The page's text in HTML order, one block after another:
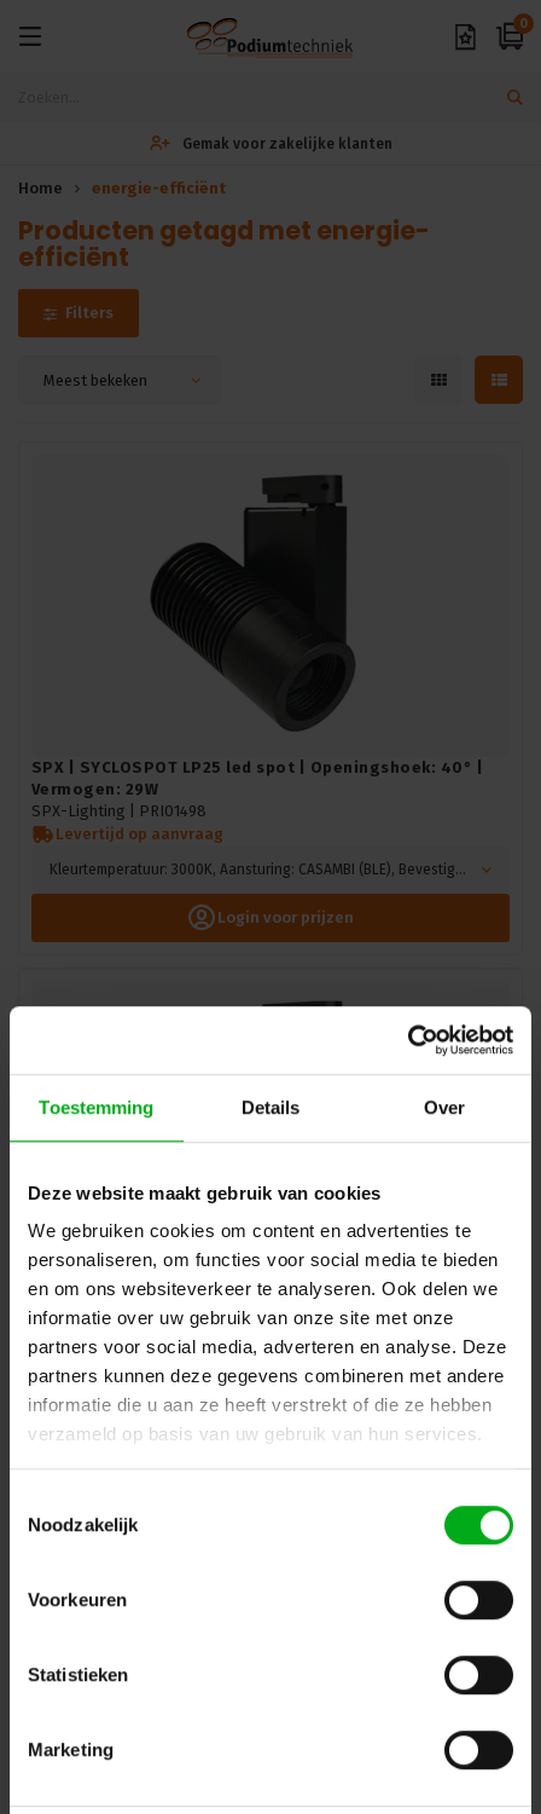
Toestemming Details Over
Deze website maakt gebruik van cookies
We gebruiken cookies om content en advertenties te
personaliseren, om functies voor social media te bieden
en om ons websiteverkeer te analyseren. Ook delen we
informatie over uw gebruik van onze site met onze
partners voor social media, adverteren en analyse. Deze
partners kunnen deze gegevens combineren met andere
informatie die u aan ze heeft verstrekt of die ze hebben
verzameld op basis van uw gebruik van hun services.
Noodzakelijk
Voorkeuren
Statistieken
Marketing
0
Gemak voor zakelijke klanten
Home energie-efficiënt
Producten getagd met energie-
efficiënt
Filters
Meest bekeken
SPX | SYCLOSPOT LP25 led spot | Openingshoek: 40° |
Vermogen: 29W
SPX-Lighting |
PRI01498
Levertijd op aanvraag
Kleurtemperatuur: 3000K, Aansturing: CASAMBI (BLE), Bevestiging: Hook mounting, Kleur: Zwart
Login voor prijzen
SPX | SYCLOSPOT LP18 led spot | Openingshoek: 40° |
Vermogen: 21W
SPX-Lighting |
PRI01202
Kleurtemperatuur: 3000K, Aansturing: CASAMBI (BLE), Bevestiging: Hook mounting, Kleur: Zwart
Login voor prijzen